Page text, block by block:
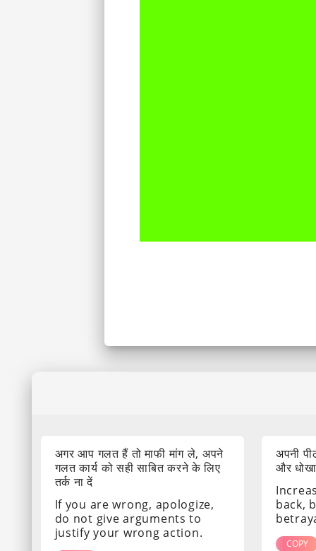
अगर आप गलत हैं तो माफी मांग ले, अपने
गलत कार्य को सही साबित करने के लिए
तर्क ना दें
If you are wrong, apologize,
do not give arguments to
justify your wrong action.
अपनी
और
back,
COPY